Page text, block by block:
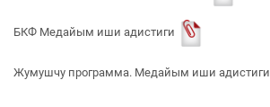
БКФ Медайым иши адистиги
Жумушчу программа. Медайым иши адистиги